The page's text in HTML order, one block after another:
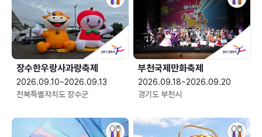
장수한우랑사과랑축제
2026.09.10~2026.09.13
전북특별자치도 장수군
부천국제만화축제
2026.09.18~2026.09.20
경기도 부천시